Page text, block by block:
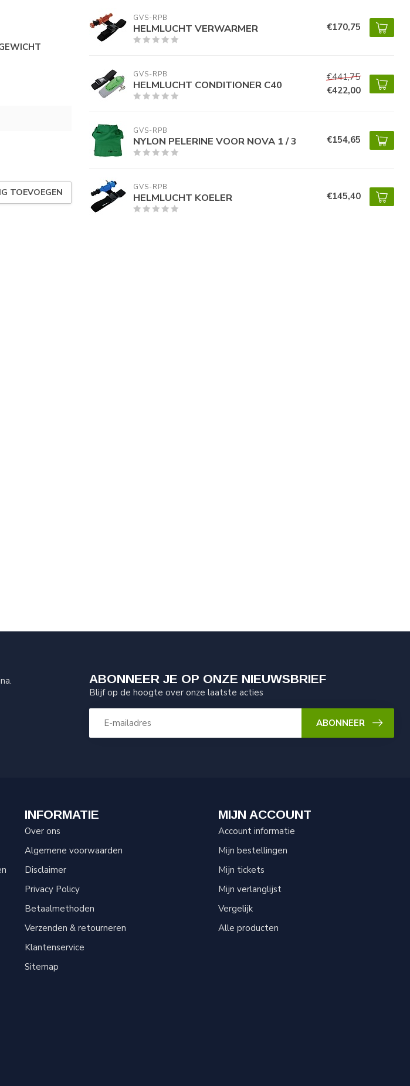
TOEVOEGEN
GVS-RPB
HELMLUCHT VERWARMER €170,75
GVS-RPB
HELMLUCHT CONDITIONER C40
€441,75
€422,00
GVS-RPB
NYLON PELERINE VOOR NOVA 1 / 3 €154,65
GVS-RPB
HELMLUCHT KOELER €145,40
ABONNEER JE OP ONZE NIEUWSBRIEF
Blijf op de hoogte over onze laatste acties
ABONNEER
INFORMATIE
Over ons
Algemene voorwaarden
Disclaimer
Privacy Policy
Betaalmethoden
Verzenden & retourneren
Klantenservice
Sitemap
MIJN ACCOUNT
Account informatie
Mijn bestellingen
Mijn tickets
Mijn verlanglijst
Vergelijk
Alle producten